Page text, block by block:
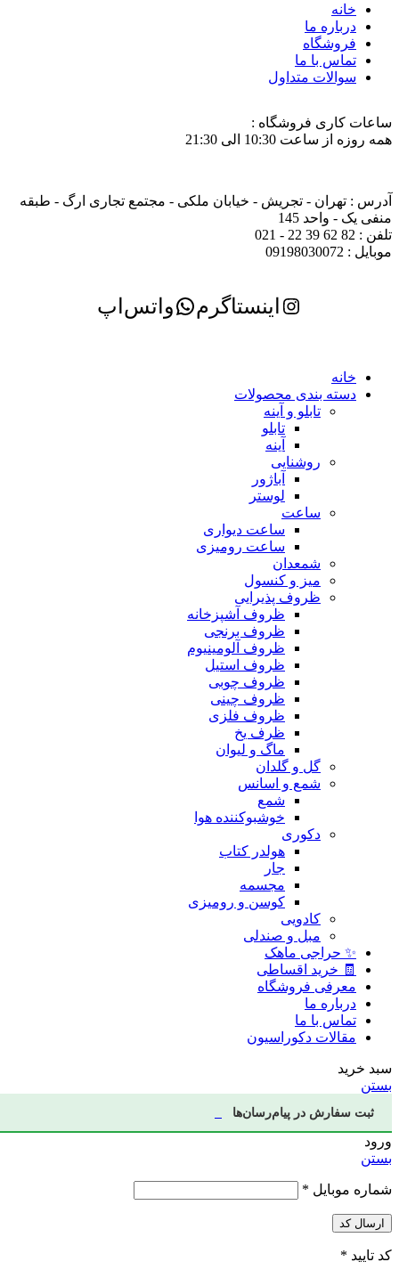
خانه
درباره ما
فروشگاه
تماس با ما
سوالات متداول
ساعات کاری فروشگاه :
همه روزه از ساعت 10:30 الی 21:30
آدرس : تهران - تجریش - خیابان ملکی - مجتمع تجاری ارگ - طبقه
منفی یک - واحد 145
تلفن : 82 62 39 22 - 021
موبایل : 09198030072
اینستاگرم واتس‌اپ
خانه
دسته بندی محصولات
تابلو و آینه
تابلو
آینه
روشنایی
آباژور
لوستر
ساعت
ساعت دیواری
ساعت رومیزی
شمعدان
میز و کنسول
ظروف پذیرایی
ظروف آشپزخانه
ظروف برنجی
ظروف آلومینیوم
ظروف استیل
ظروف چوبی
ظروف چینی
ظروف فلزی
ظرف یخ
ماگ و لیوان
گل و گلدان
شمع و اسانس
شمع
خوشبوکننده هوا
دکوری
هولدر کتاب
جار
مجسمه
کوسن و رومیزی
کادویی
مبل و صندلی
✨ حراجی ماهک
🧾 خرید اقساطی
معرفی فروشگاه
درباره ما
تماس با ما
مقالات دکوراسیون
سبد خرید
بستن
ثبت سفارش در پیام‌رسان‌ها
ورود
بستن
شماره موبایل *
ارسال کد
کد تایید *